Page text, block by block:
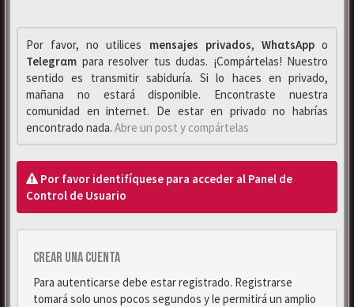
Por favor, no utilices mensajes privados, WhαtsAppo
Telegrαm para resolver tus dudas. ¡Compártelas! Nuestro
sentido es transmitir sabiduría. Si lo haces en privado,
mañana no estará disponible. Encontraste nuestra
comunidad en internet. De estar en privado no habrías
encontrado nada. Abre un post y compártelas
Por favor identifíquese para acceder al Panel de
Control de Usuario
Crear una cuenta
Para autenticarse debe estar registrado. Registrarse
tomará solo unos pocos segundos y le permitirá un amplio